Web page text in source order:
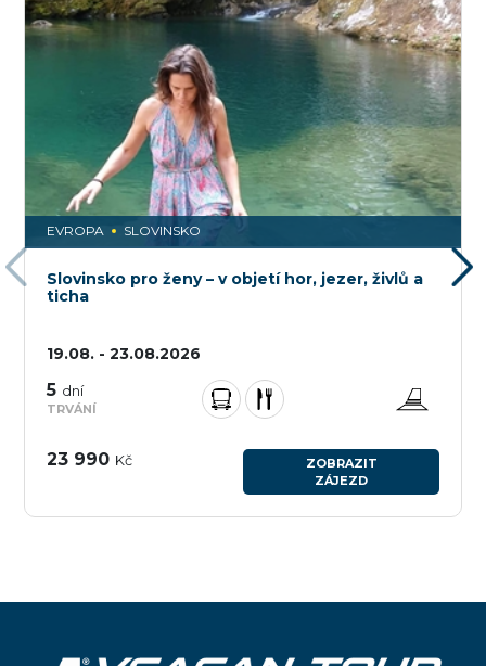
EVROPA SLOVINSKO
Slovinsko pro ženy – v objetí hor, jezer, živlů a
ticha
19.08. - 23.08.2026
5 dní
TRVÁNÍ
23 990 Kč
ZOBRAZIT
ZÁJEZD